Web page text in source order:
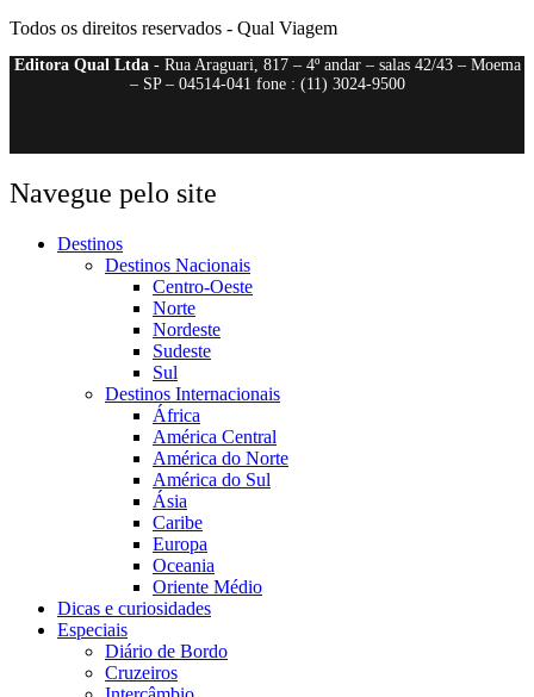
Todos os direitos reservados - Qual Viagem
Editora Qual Ltda- Rua Araguari, 817 – 4º andar – salas 42/43 – Moema
– SP – 04514-041 fone : (11) 3024-9500
Navegue pelo site
Destinos
Destinos Nacionais
Centro-Oeste
Norte
Nordeste
Sudeste
Sul
Destinos Internacionais
África
América Central
América do Norte
América do Sul
Ásia
Caribe
Europa
Oceania
Oriente Médio
Dicas e curiosidades
Especiais
Diário de Bordo
Cruzeiros